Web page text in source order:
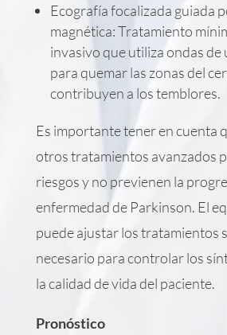
Ecografía focalizada guiada
magnética: Tratamiento
invasivo que utiliza ondas
para quemar las zonas del
contribuyen a los temblores.
Es importante tener en cuenta
otros tratamientos avanzados
riesgos y no previenen la
enfermedad de Parkinson. El
puede ajustar los tratamientos
necesario para controlar los
la calidad de vida del paciente.
Pronóstico